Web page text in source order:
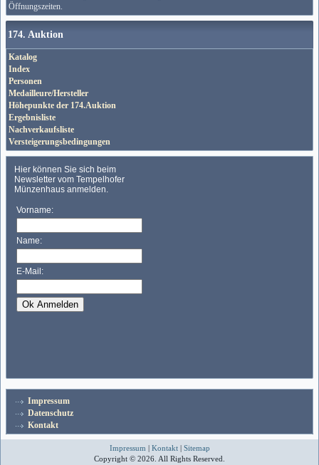
Öffnungszeiten.
174. Auktion
Katalog
Index
Personen
Medailleure/Hersteller
Höhepunkte der 174.Auktion
Ergebnisliste
Nachverkaufsliste
Versteigerungsbedingungen
Impressum
Datenschutz
Kontakt
Impressum | Kontakt| Sitemap
Copyright © 2026. All Rights Reserved.